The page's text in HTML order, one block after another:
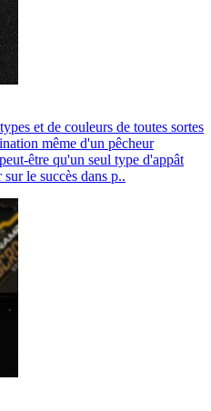
et de couleurs de toutes sortes
même d'un pêcheur
être qu'un seul type d'appât
le succès dans p..